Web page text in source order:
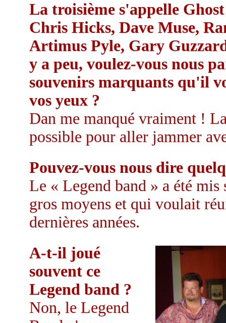
La troisième s'appelle
Chris Hicks, Dave Muse,
Artimus Pyle, Gary
y a peu, voulez-vous nous
souvenirs marquants qu'il
vos yeux ?
Dan me manqué vraiment !
possible pour aller jammer
Pouvez-vous nous dire
Le « Legend band » a été
gros moyens et qui voulait
dernières années.
A-t-il joué
souvent ce
Legend band ?
Non, le Legend